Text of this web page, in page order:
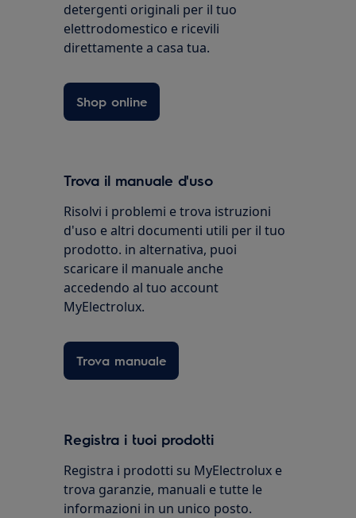
detergenti originali per il tuo
elettrodomestico e ricevili
direttamente a casa tua.
Shop online
Trova il manuale d'uso
Risolvi i problemi e trova istruzioni
d'uso e altri documenti utili per il tuo
prodotto. in alternativa, puoi
scaricare il manuale anche
accedendo al tuo account
MyElectrolux.
Trova manuale
Registra i tuoi prodotti
Registra i prodotti su MyElectrolux e
trova garanzie, manuali e tutte le
informazioni in un unico posto.